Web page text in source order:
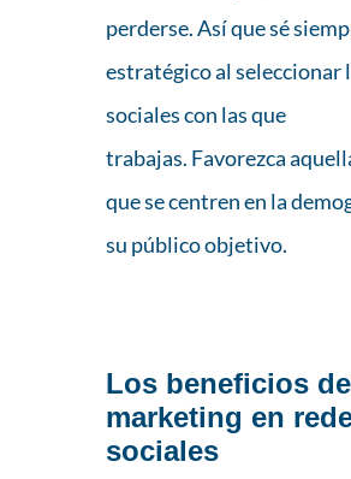
perderse. Así que sé
estratégico al seleccionar
sociales con las que
trabajas. Favorezca
que se centren en la
su público objetivo.
Los beneficios
marketing en
sociales